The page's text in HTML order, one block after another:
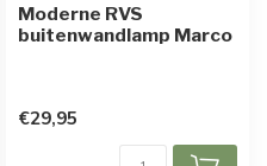
Moderne RVS
buitenwandlamp Marco
€29,95